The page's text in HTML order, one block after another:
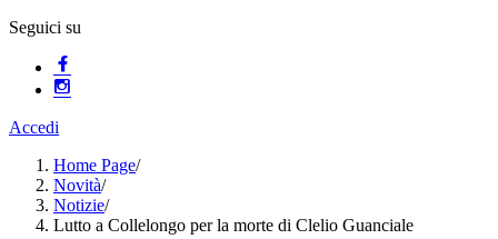
Seguici su
Accedi
Home Page/
Novità/
Notizie/
Lutto a Collelongo per la morte di Clelio Guanciale